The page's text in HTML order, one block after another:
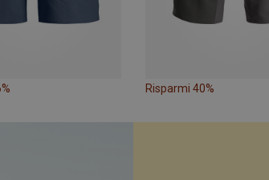
Risparmi 40%